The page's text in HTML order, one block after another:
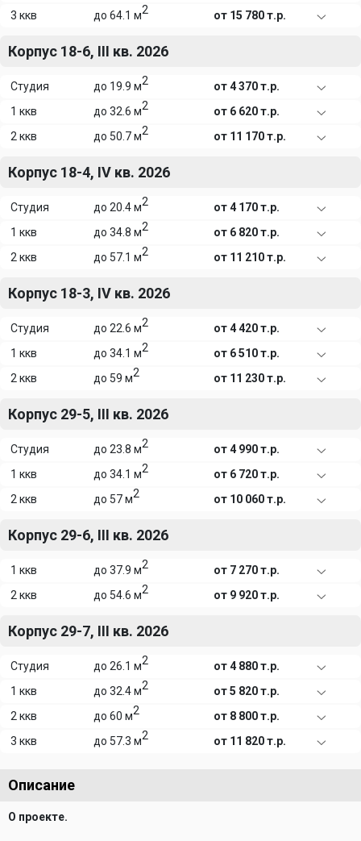
3 ккв
до 64.1 м2 от 15 780 т.р.
Корпус 18-6, III кв. 2026
Студия до 19.9 м2
от 4 370 т.р.
1 ккв
до 32.6 м2
от 6 620 т.р.
2 ккв
до 50.7 м2 от 11 170 т.р.
Корпус 18-4, IV кв. 2026
Студия до 20.4 м2
от 4 170 т.р.
1 ккв
до 34.8 м2
от 6 820 т.р.
2 ккв
до 57.1 м2 от 11 210 т.р.
Корпус 18-3, IV кв. 2026
Студия до 22.6 м2
от 4 420 т.р.
1 ккв
до 34.1 м2
от 6 510 т.р.
2 ккв
до 59 м2 от 11 230 т.р.
Корпус 29-5, III кв. 2026
Студия до 23.8 м2
от 4 990 т.р.
1 ккв
до 34.1 м2
от 6 720 т.р.
2 ккв
до 57 м2 от 10 060 т.р.
Корпус 29-6, III кв. 2026
1 ккв до 37.9 м2
от 7 270 т.р.
2 ккв
до 54.6 м2 от 9 920 т.р.
Корпус 29-7, III кв. 2026
Студия до 26.1 м2
от 4 880 т.р.
1 ккв
до 32.4 м2
от 5 820 т.р.
2 ккв
до 60 м2
от 8 800 т.р.
3 ккв
до 57.3 м2 от 11 820 т.р.
Описание
О проекте.